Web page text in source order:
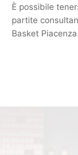
È possibile
partite
Basket